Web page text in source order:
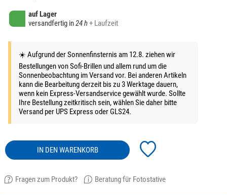
auf Lager
versandfertig in24 h+ Laufzeit
☀️ Aufgrund der Sonnenfinsternis am 12.8. ziehen wir
Bestellungen von Sofi-Brillen und allem rund um die
Sonnenbeobachtung im Versand vor. Bei anderen Artikeln
kann die Bearbeitung derzeit bis zu 3 Werktage dauern,
wenn kein Express-Versandservice gewählt wurde. Sollte
Ihre Bestellung zeitkritisch sein, wählen Sie daher bitte
Versand per UPS Express oder GLS24.
IN DEN WARENKORB
Fragen zum Produkt? Beratung für Fotostative